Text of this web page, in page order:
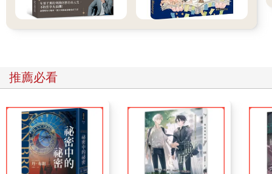
推薦必看